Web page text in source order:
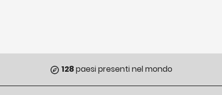
128paesi presenti nel mondo